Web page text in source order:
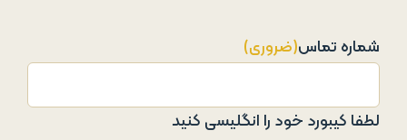
شماره تماس(ضروری)
لطفا کیبورد خود را انگلیسی کنید